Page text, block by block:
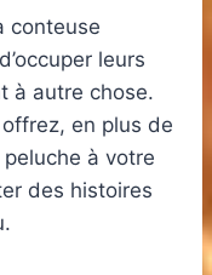
conteuse
leurs
à autre chose.
en plus de
à votre
des histoires